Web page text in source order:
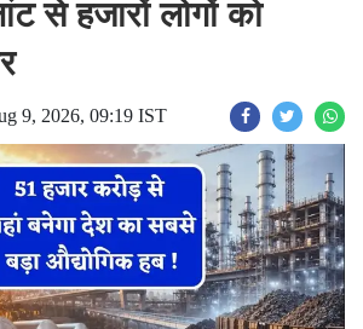
से हजारों लोगों को
9, 2026, 09:19 IST